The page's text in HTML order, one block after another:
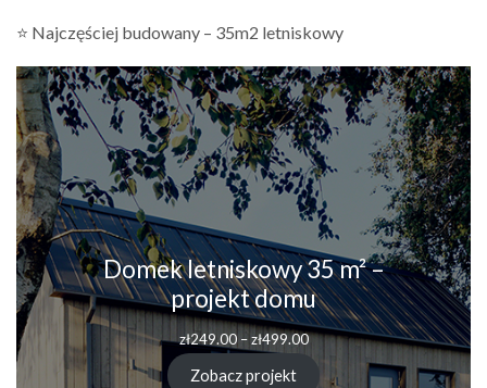
⭐ Najczęściej budowany – 35m2 letniskowy
Domek letniskowy 35 m² –
projekt domu
zł249.00 – zł499.00Zakres
Zobacz projekt